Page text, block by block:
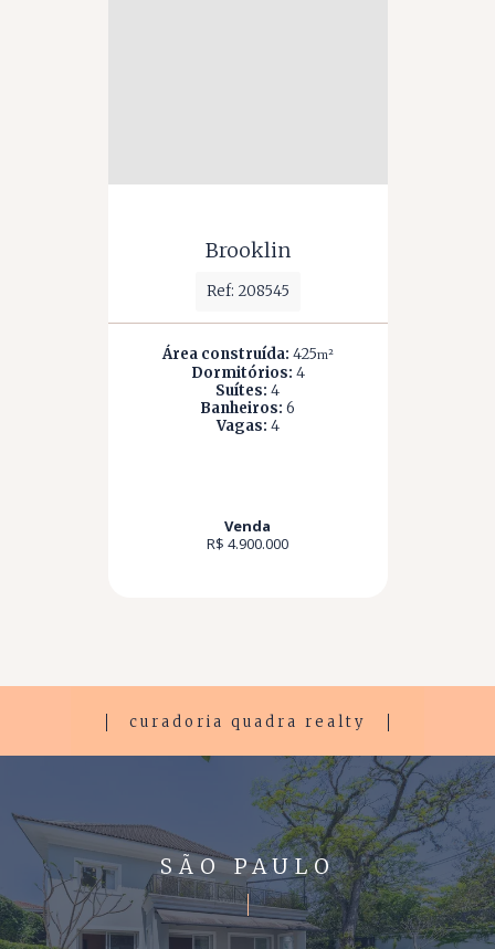
Brooklin
Ref: 208545
Área construída: 425m²
Dormitórios: 4
Suítes: 4
Banheiros: 6
Vagas: 4
Venda
R$ 4.900.000
curadoria quadra realty
SÃO PAULO